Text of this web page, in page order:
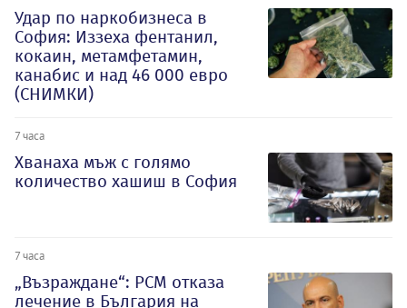
Удар по наркобизнеса в
София: Иззеха фентанил,
кокаин, метамфетамин,
канабис и над 46 000 евро
(СНИМКИ)
7 часа
Хванаха мъж с голямо
количество хашиш в София
7 часа
„Възраждане“: РСМ отказа
лечение в България на